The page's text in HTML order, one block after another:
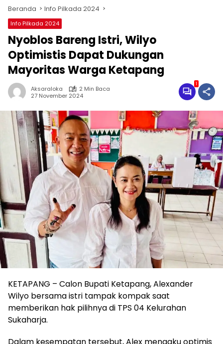
Beranda Info Pilkada 2024
Info Pilkada 2024
Nyoblos Bareng Istri, Wilyo
Optimistis Dapat Dukungan
Mayoritas Warga Ketapang
Aksaraloka
2 Min Baca
27 November 2024
1
KETAPANG – Calon Bupati Ketapang, Alexander
Wilyo bersama istri tampak kompak saat
memberikan hak pilihnya di TPS 04 Kelurahan
Sukaharja.
Dalam kesempatan tersebut, Alex mengaku optimis